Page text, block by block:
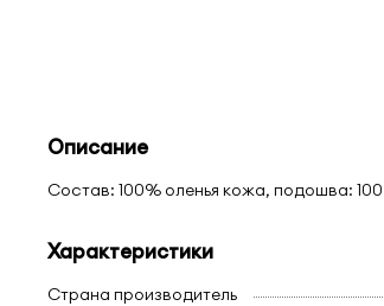
Описание
Состав: 100% оленья кожа, подошва:
Характеристики
Страна производитель